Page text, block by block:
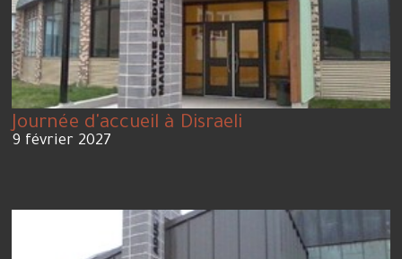
Journée d'accueil à Disraeli
9 février 2027